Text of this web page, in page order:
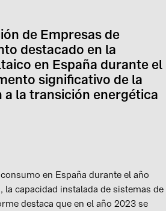
de Empresas de
destacado en la
en España durante el
significativo de la
la transición energética
en España durante el año
capacidad instalada de sistemas de
destaca que en el año 2023 se